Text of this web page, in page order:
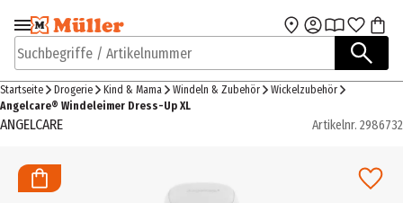
Zur Navigation
springen
Zum Hauptinhalt
Suchbegriffe / Artikelnummer
Startseite Drogerie Kind & Mama Windeln & Zubehör
Wickelzubehör
Angelcare® Windeleimer Dress-Up XL
ANGELCARE Artikelnr. 2986732